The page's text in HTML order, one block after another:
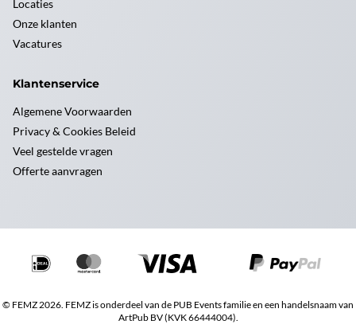
Locaties
Onze klanten
Vacatures
Klantenservice
Algemene Voorwaarden
Privacy & Cookies Beleid
Veel gestelde vragen
Offerte aanvragen
© FEMZ 2026. FEMZ is onderdeel van de PUB Events familie en een handelsnaam van
ArtPub BV (KVK 66444004).